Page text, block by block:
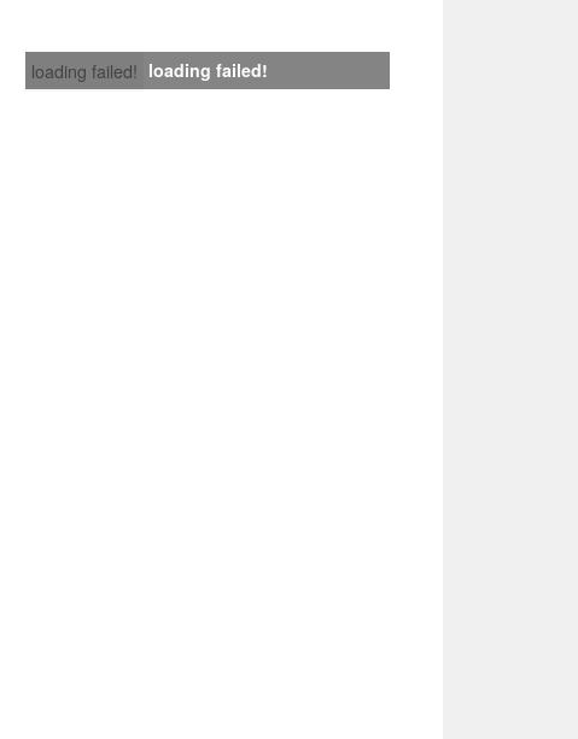
loading failed! loading failed!